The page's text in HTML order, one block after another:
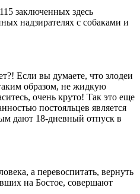
заключенных здесь
надзирателях с собаками и
Если вы думаете, что злодеи
образом, не жидкую
очень круто! Так это еще
постояльцев является
дают 18-дневный отпуск в
а перевоспитать, вернуть
на Бостое, совершают